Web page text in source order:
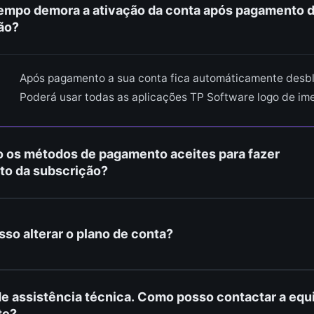
demora a ativação da conta após pagamento
Após pagamento a sua conta fica automáticamente
Poderá usar todas as aplicações TP Software logo de
os métodos de pagamento aceites para fazer
da subscrição?
alterar o plano de conta?
Para alterar o plano de conta basta aceder ao perfil de
assistência técnica. Como posso contactar a